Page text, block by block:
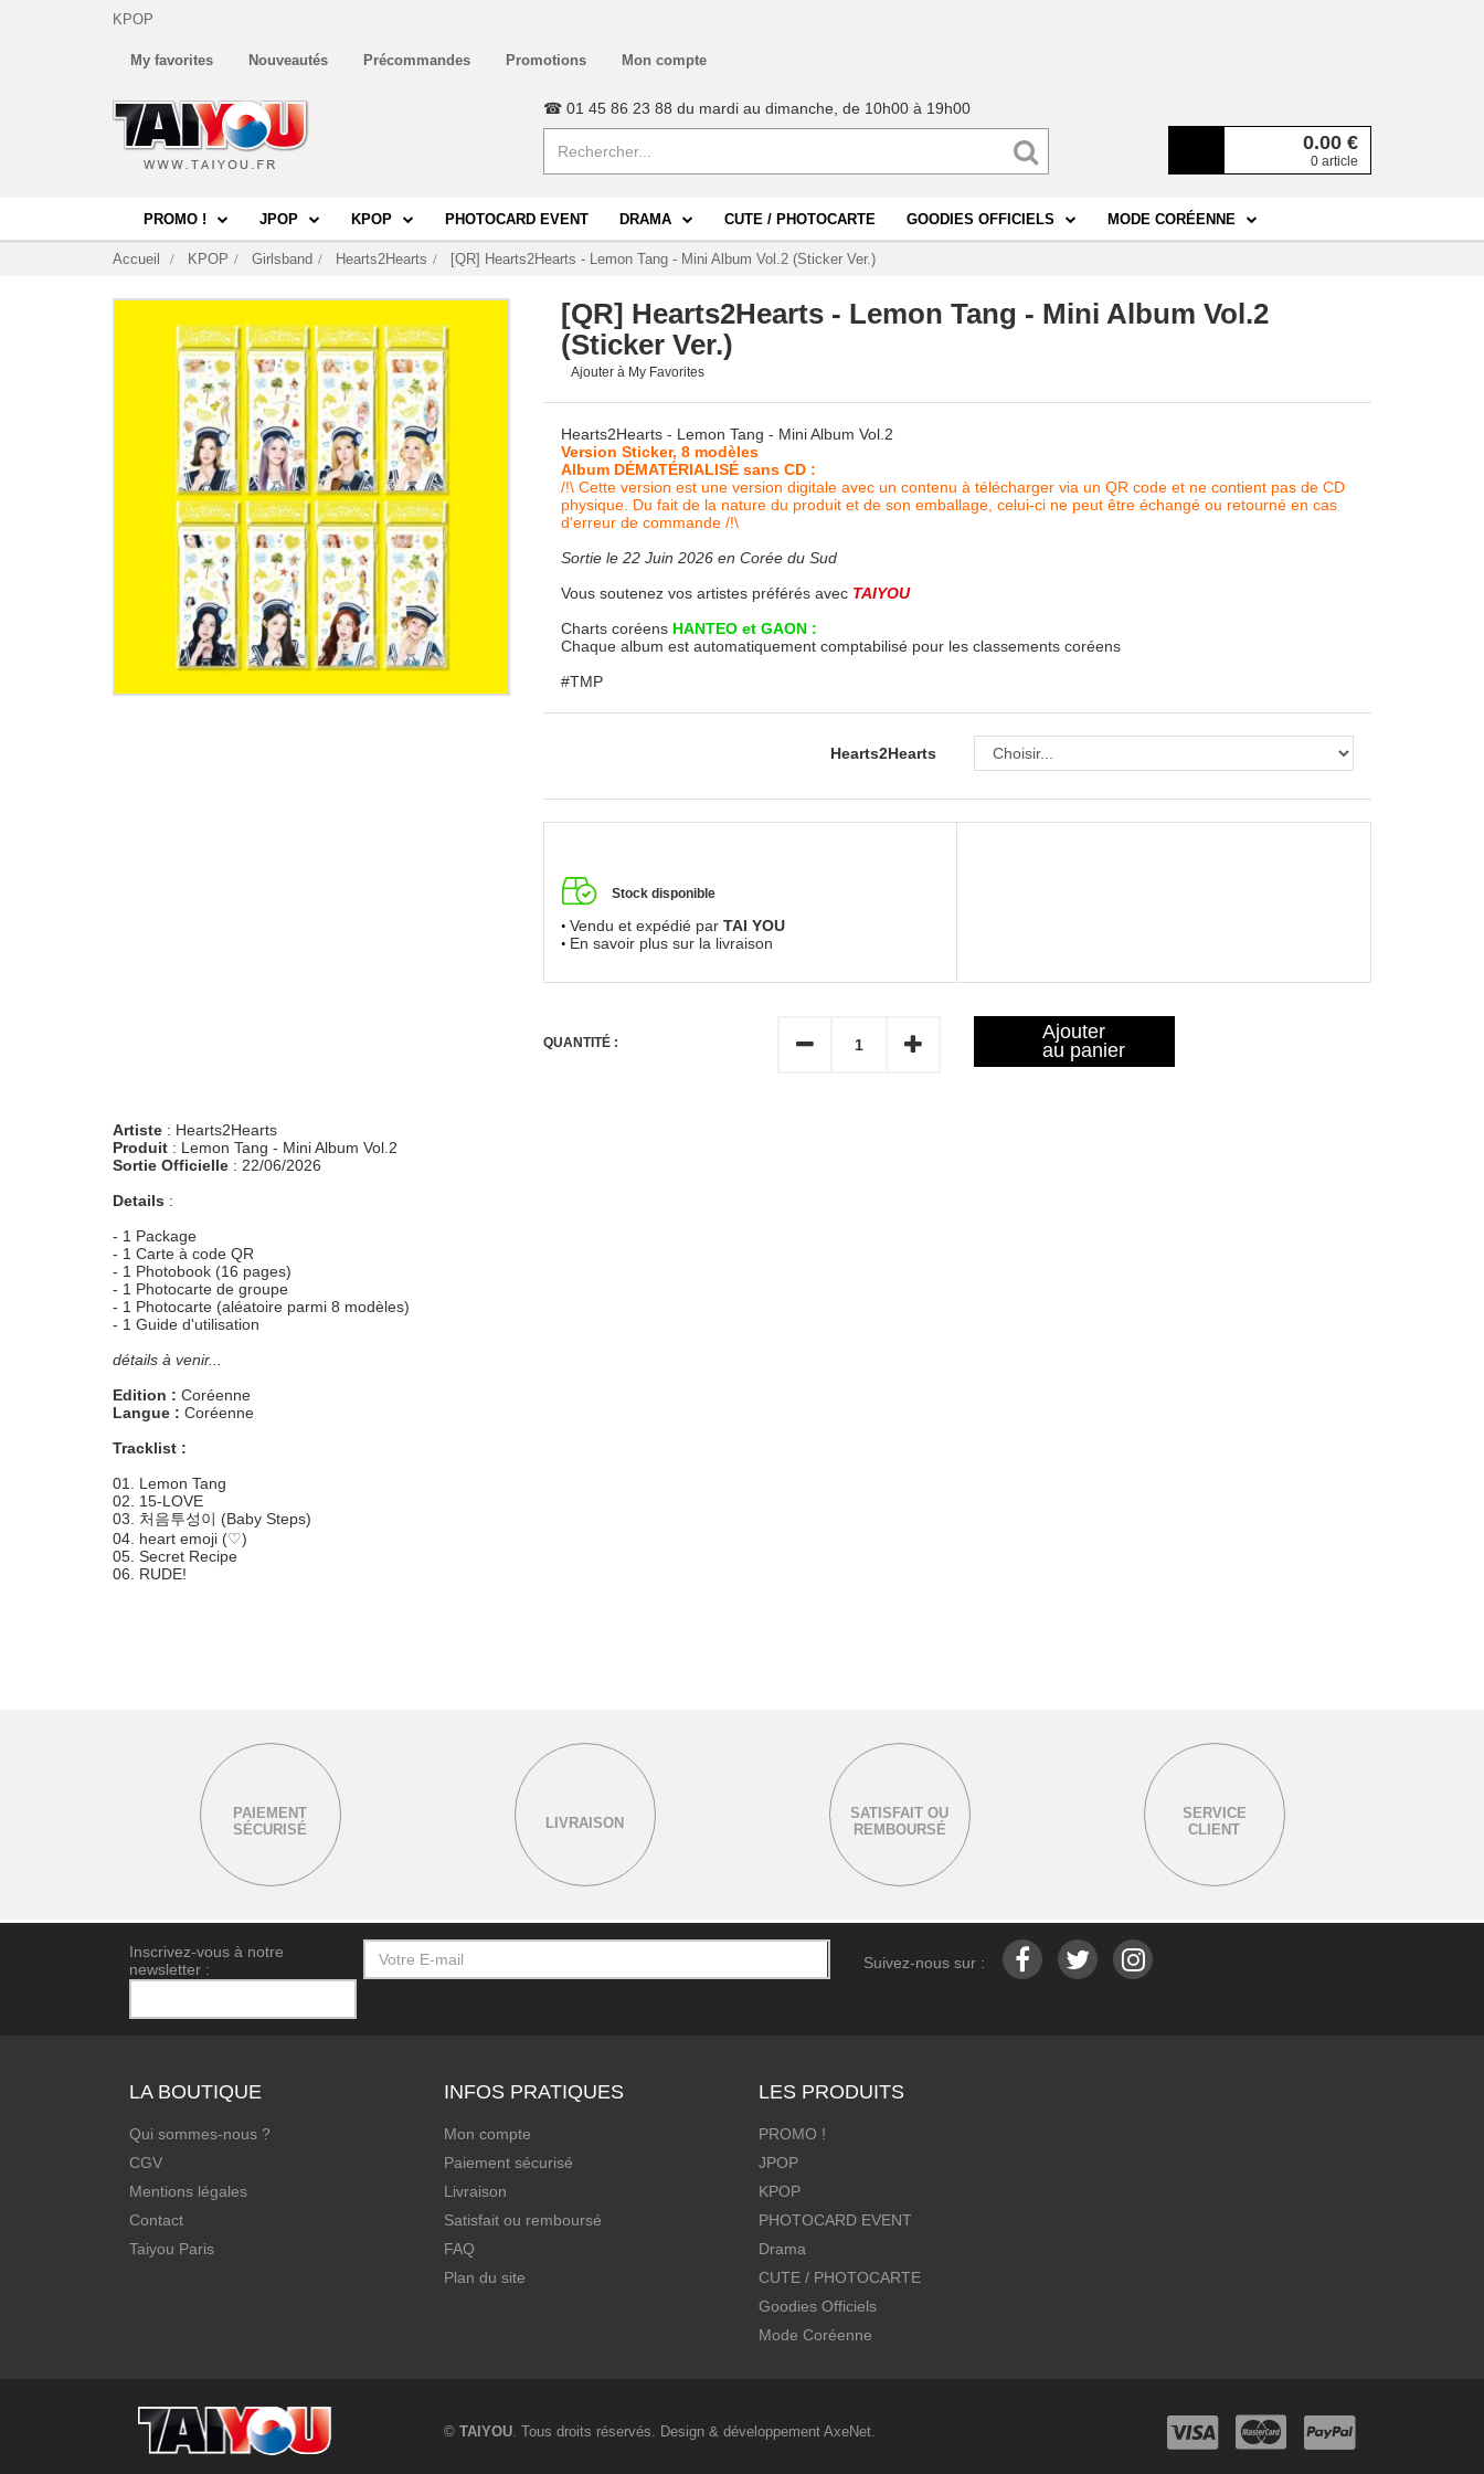
KPOP
My favorites Nouveautés Précommandes Promotions Mon compte
0.00 €
0 article
☎ 01 45 86 23 88 du mardi au dimanche, de 10h00 à 19h00
PROMO ! JPOP KPOP PHOTOCARD EVENT DRAMA CUTE / PHOTOCARTE GOODIES OFFICIELS MODE CORÉENNE
Accueil KPOP Girlsband Hearts2Hearts [QR] Hearts2Hearts - Lemon Tang - Mini Album Vol.2 (Sticker Ver.)
[QR] Hearts2Hearts - Lemon Tang - Mini Album Vol.2
(Sticker Ver.)
Ajouter à My Favorites
Hearts2Hearts - Lemon Tang - Mini Album Vol.2
Version Sticker, 8 modèles
Album DÉMATÉRIALISÉ sans CD :
/!\ Cette version est une version digitale avec un contenu à télécharger via un QR code et ne contient pas de CD
physique. Du fait de la nature du produit et de son emballage, celui-ci ne peut être échangé ou retourné en cas
d'erreur de commande /!\
Sortie le 22 Juin 2026 en Corée du Sud
Vous soutenez vos artistes préférés avec TAIYOU
Charts coréens HANTEO et GAON :
Chaque album est automatiquement comptabilisé pour les classements coréens
#TMP
Hearts2Hearts
Stock disponible
Vendu et expédié par TAI YOU
En savoir plus sur la livraison
QUANTITÉ :
Ajouter
au panier
Artiste : Hearts2Hearts
Produit : Lemon Tang - Mini Album Vol.2
Sortie Officielle : 22/06/2026
Details :
- 1 Package
- 1 Carte à code QR
- 1 Photobook (16 pages)
- 1 Photocarte de groupe
- 1 Photocarte (aléatoire parmi 8 modèles)
- 1 Guide d'utilisation
détails à venir...
Edition : Coréenne
Langue : Coréenne
Tracklist :
01. Lemon Tang
02. 15-LOVE
03. 처음투성이 (Baby Steps)
04. heart emoji (♡)
05. Secret Recipe
06. RUDE!
PAIEMENT
SÉCURISÉ
LIVRAISON
SATISFAIT OU
REMBOURSÉ
SERVICE
CLIENT
Inscrivez-vous à notre
newsletter :
Suivez-nous sur :
LA BOUTIQUE
Qui sommes-nous ?
CGV
Mentions légales
Contact
Taiyou Paris
INFOS PRATIQUES
Mon compte
Paiement sécurisé
Livraison
Satisfait ou remboursé
FAQ
Plan du site
LES PRODUITS
PROMO !
JPOP
KPOP
PHOTOCARD EVENT
Drama
CUTE / PHOTOCARTE
Goodies Officiels
Mode Coréenne
© TAIYOU. Tous droits réservés. Design & développement AxeNet.